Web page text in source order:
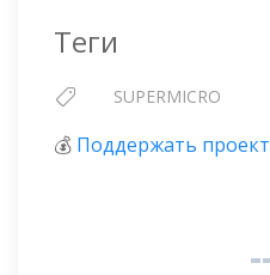
Теги
SUPERMICRO
💰 Поддержать проект